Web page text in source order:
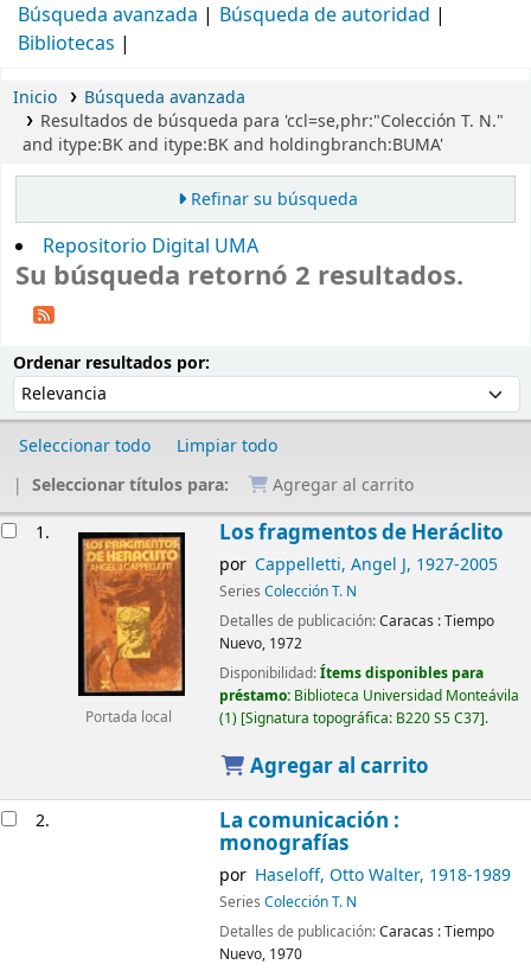
Búsqueda avanzada
Búsqueda de autoridad
Bibliotecas
Inicio
Búsqueda avanzada
Resultados de búsqueda para 'ccl=se,phr:"Colección T. N."
and itype:BK and itype:BK and holdingbranch:BUMA'
Refinar su búsqueda
Repositorio Digital UMA
Su búsqueda retornó 2 resultados.
Ordenar resultados por:
Seleccionar todo
Limpiar todo
Seleccionar títulos para:
Agregar al carrito
1.
Portada local
Los fragmentos de Heráclito
por Cappelletti, Angel J, 1927-2005
Series Colección T. N
Detalles de publicación:Caracas :Tiempo
Nuevo, 1972
Disponibilidad:Ítems disponibles para
préstamo: Biblioteca Universidad Monteávila
(1) Signatura topográfica: B220 S5 C37 .
Agregar al carrito
2. La comunicación :
monografías
por Haseloff, Otto Walter, 1918-1989
Series Colección T. N
Detalles de publicación:Caracas :Tiempo
Nuevo, 1970